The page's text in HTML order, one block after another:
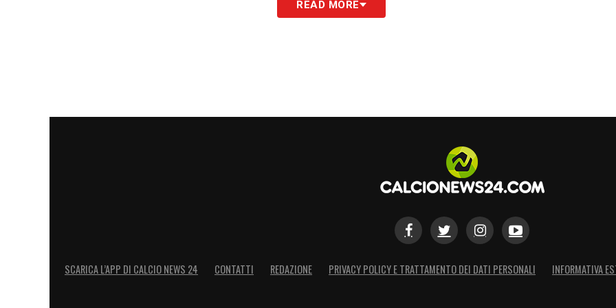
READ MORE
SCARICA L’APP DI CALCIO NEWS 24 CONTATTI REDAZIONE PRIVACY POLICY E TRATTAMENTO DEI DATI PERSONALI INFORMATIVA